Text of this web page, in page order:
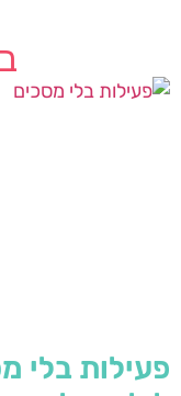
פעילות בלי